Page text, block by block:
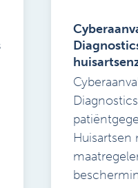
Huisartsen